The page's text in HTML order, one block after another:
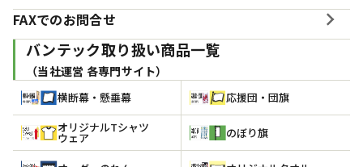
FAXでのお問合せ
バンテック取り扱い商品一覧
（当社運営 各専門サイト）
横断幕・懸垂幕
応援団・団旗
オリジナルTシャツ
ウェア のぼり旗